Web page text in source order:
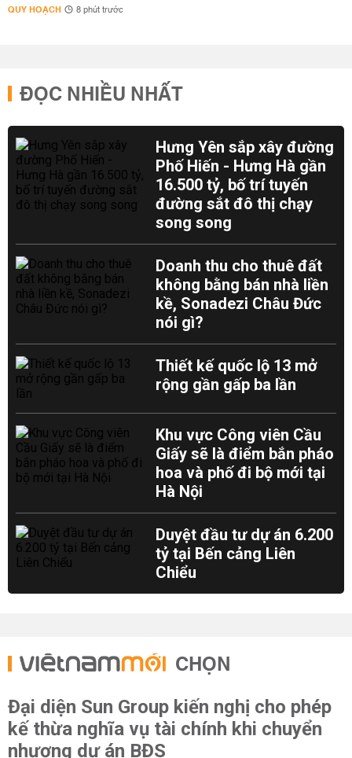
QUY HOẠCH 8 phút trước
ĐỌC NHIỀU NHẤT
Hưng Yên sắp xây đường
Phố Hiến - Hưng Hà gần
16.500 tỷ, bố trí tuyến
đường sắt đô thị chạy
song song
Doanh thu cho thuê đất
không bằng bán nhà liền
kề, Sonadezi Châu Đức
nói gì?
Thiết kế quốc lộ 13 mở
rộng gần gấp ba lần
Khu vực Công viên Cầu
Giấy sẽ là điểm bắn pháo
hoa và phố đi bộ mới tại
Hà Nội
Duyệt đầu tư dự án 6.200
tỷ tại Bến cảng Liên
Chiểu
CHỌN
Đại diện Sun Group kiến nghị cho phép
kế thừa nghĩa vụ tài chính khi chuyển
nhượng dự án BĐS